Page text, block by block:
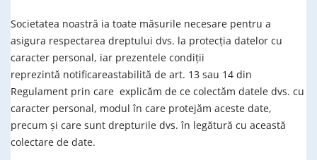
Societatea noastră ia toate măsurile necesare pentru a
asigura respectarea dreptului dvs. la protecția datelor cu
caracter personal, iar prezentele condiţii
reprezintă notificareastabilită de art. 13 sau 14 din
Regulament prin care explicăm de ce colectăm datele dvs. cu
caracter personal, modul în care protejăm aceste date,
precum și care sunt drepturile dvs. în legătură cu această
colectare de date.